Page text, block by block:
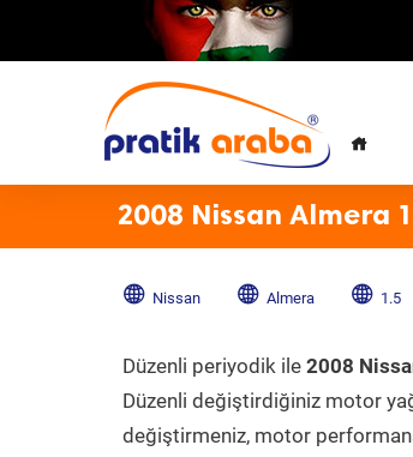
2008 Nissan Almera
Nissan Almera 1.5
Düzenli periyodik ile 2008
Düzenli değiştirdiğiniz motor
değiştirmeniz, motor